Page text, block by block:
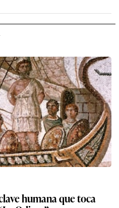
humana que toca